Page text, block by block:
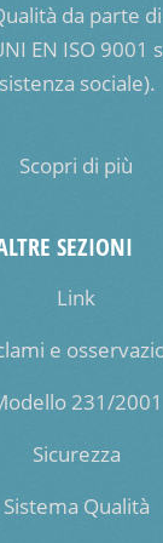
da parte di
EN ISO 9001
sociale).
Scopri di più
SEZIONI
Link
e
231/2001
Sicurezza
Sistema Qualità